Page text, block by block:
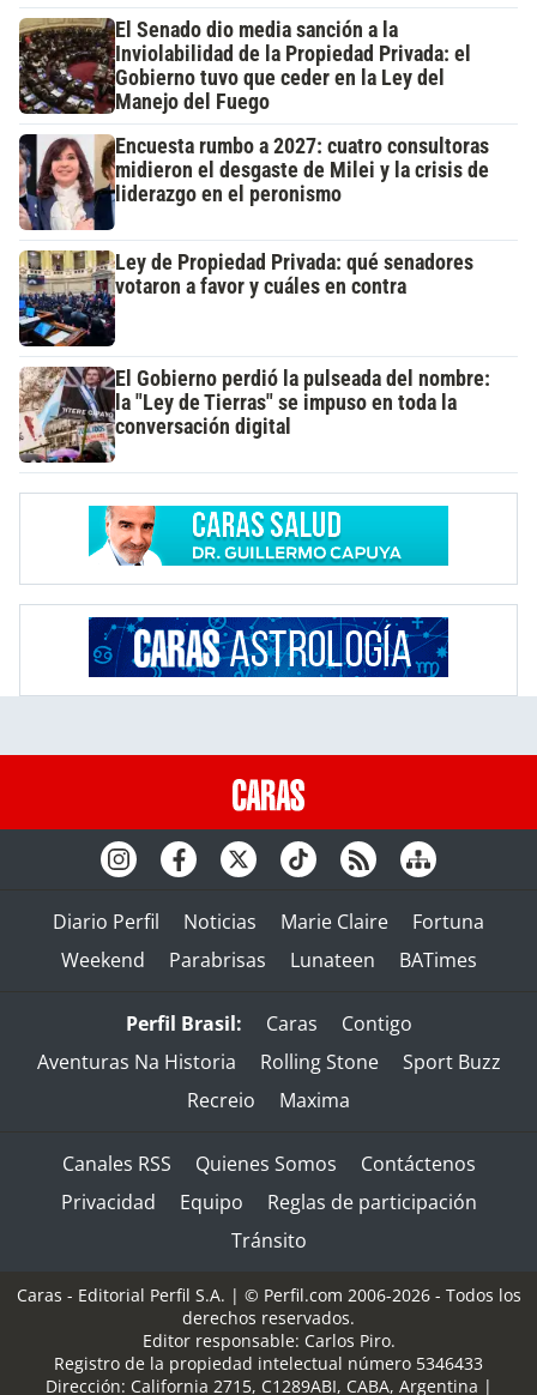
El Senado dio media sanción a la
Inviolabilidad de la Propiedad Privada: el
Gobierno tuvo que ceder en la Ley del
Manejo del Fuego
Encuesta rumbo a 2027: cuatro consultoras
midieron el desgaste de Milei y la crisis de
liderazgo en el peronismo
Ley de Propiedad Privada: qué senadores
votaron a favor y cuáles en contra
El Gobierno perdió la pulseada del nombre:
la "Ley de Tierras" se impuso en toda la
conversación digital
Diario Perfil Noticias Marie Claire
Fortuna
Weekend
Parabrisas Lunateen BATimes
Perfil Brasil: Caras
Contigo
Aventuras Na Historia
Rolling Stone
Sport Buzz
Recreio
Maxima
Canales RSS Quienes Somos
Contáctenos
Privacidad
Equipo
Reglas de participación
Tránsito
Caras - Editorial Perfil S.A. | © Perfil.com 2006-2026 - Todos los
derechos reservados.
Editor responsable: Carlos Piro.
Registro de la propiedad intelectual número 5346433
Dirección: California 2715, C1289ABI, CABA, Argentina |